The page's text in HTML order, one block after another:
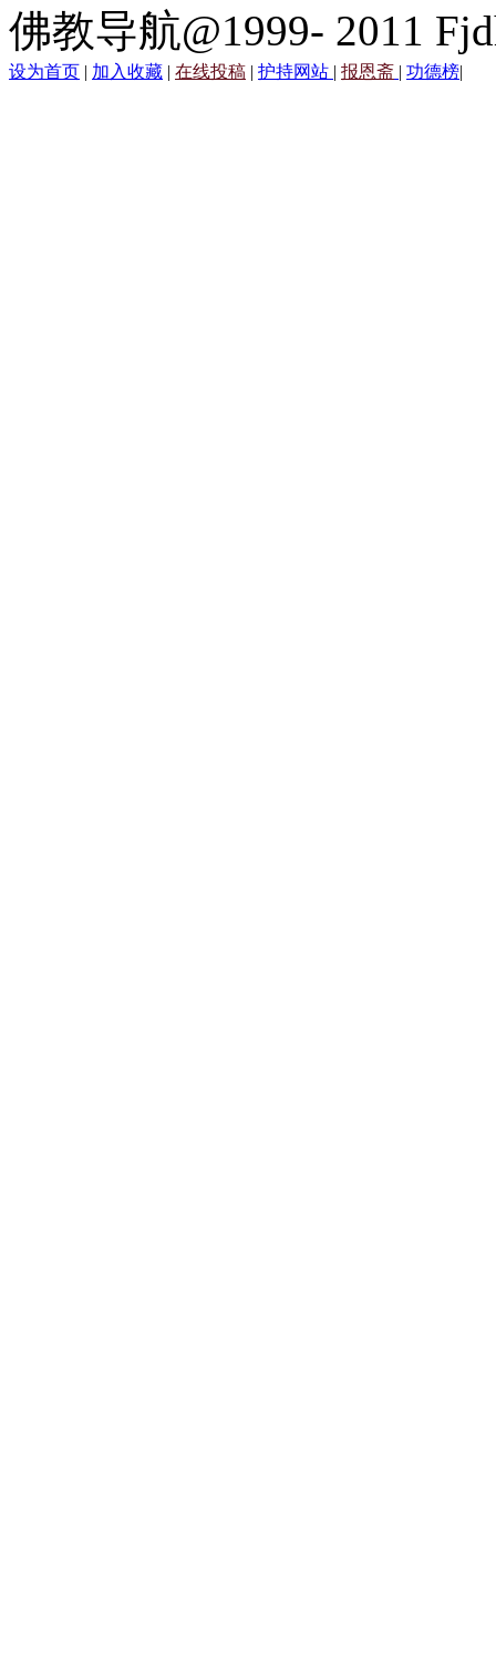
佛教导航@1999- 2011
设为首页 | 加入收藏 | 在线投稿 | 护持网站 | 报恩斋 | 功德榜|